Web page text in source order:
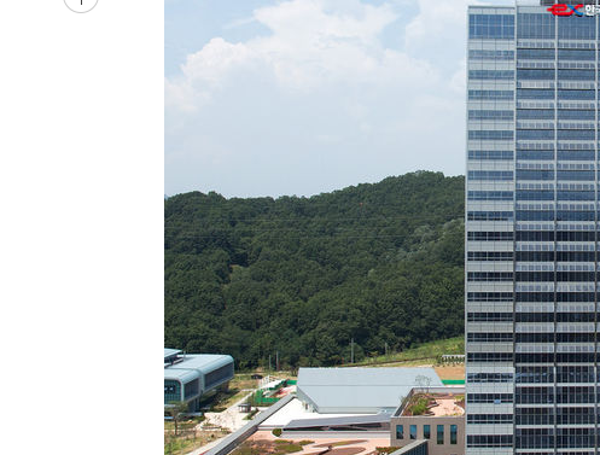
[속보] 뉴욕증시, 혼조 출발…나스닥 0.3%↓, 다우 0.14%↑
축구협회, 15년 전 심판 성 접대 파문에 "현재는 내부 지침 준수"
경찰, '홍명보는 2순위' 결론냈던 스포츠윤리센터도 압수수색
[속보]합참 "北 발사체는 단거리탄도미사일…감시·경계태세 강화"
日방위성, 北이 동해로 쏜 발사체는 탄도미사일 가능성
[속보] SKT, 에이닷 서비스 장애 발생…"원인 파악 중"
[속보]합참 "북, 동해상으로 미상 발사체 발사"
'낮 최고 39도' 불볕더위…한밤 열대야도 계속[내일날씨]
[속보]7~9일 프로야구 3연전도 폭염 취소…11일 재개
"韓 외환시장 개입 관측 배경엔 美의 대한국 무역적자 있어"
'월드컵 탈락 후폭풍' 축구협회…초유의 압수수색에 '충격·당황'
서울 낮 37.9도, 올여름 최고치 경신…영등포 순간 '40도'
[속보]종합특검, 대검 추가 압수수색…내란 중요임무종사 혐의